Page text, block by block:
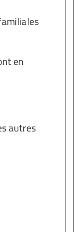
en
autres